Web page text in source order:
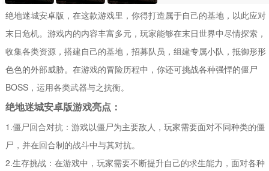
绝地迷城安卓版，在这款游戏里，你得打造属于自己的基地，以此应对
末日危机。游戏内的内容丰富多元，玩家能够在末日世界中尽情探索，
收集各类资源，搭建自己的基地，招募队员，组建专属小队，抵御形形
色色的外部威胁。在游戏的冒险历程中，你还可挑战各种强悍的僵尸
BOSS，运用各类武器与之抗衡。
绝地迷城安卓版游戏亮点：
1.僵尸回合对抗：游戏以僵尸为主要敌人，玩家需要面对不同种类的僵
尸，并在回合制的战斗中与其对抗。
2.生存挑战：在游戏中，玩家需要不断提升自己的求生能力，面对各种